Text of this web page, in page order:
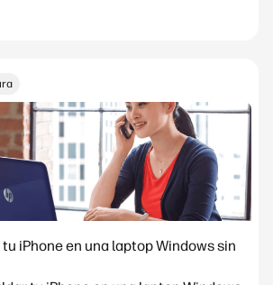
iPhone en una laptop Windows sin